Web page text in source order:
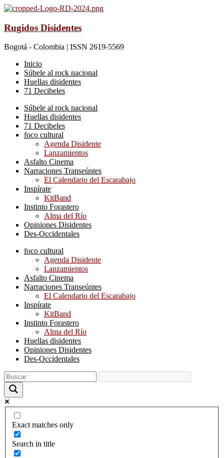
Rugidos Disidentes
Bogotá - Colombia | ISSN 2619-5569
Inicio
Súbele al rock nacional
Huellas disidentes
71 Decibeles
Súbele al rock nacional
Huellas disidentes
71 Decibeles
foco cultural
Agenda Disidente
Lanzamientos
Asfalto Cinema
Narraciones Transeúntes
El Calendario del Escarabajo
Inspírate
KitBand
Instinto Forastero
Alma del Río
Opiniones Disidentes
Des-Occidentales
foco cultural
Agenda Disidente
Lanzamientos
Asfalto Cinema
Narraciones Transeúntes
El Calendario del Escarabajo
Inspírate
KitBand
Instinto Forastero
Alma del Río
Huellas disidentes
Opiniones Disidentes
Des-Occidentales
Exact matches only
Search in title